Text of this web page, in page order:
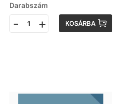
Darabszám
- + KOSÁRBA